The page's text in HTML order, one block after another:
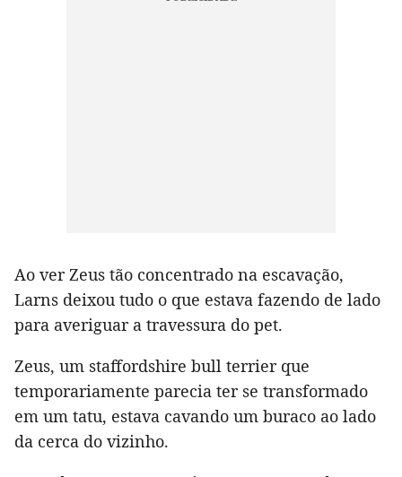
Ao ver Zeus tão concentrado na escavação,
Larns deixou tudo o que estava fazendo de lado
para averiguar a travessura do pet.
Zeus, um staffordshire bull terrier que
temporariamente parecia ter se transformado
em um tatu, estava cavando um buraco ao lado
da cerca do vizinho.